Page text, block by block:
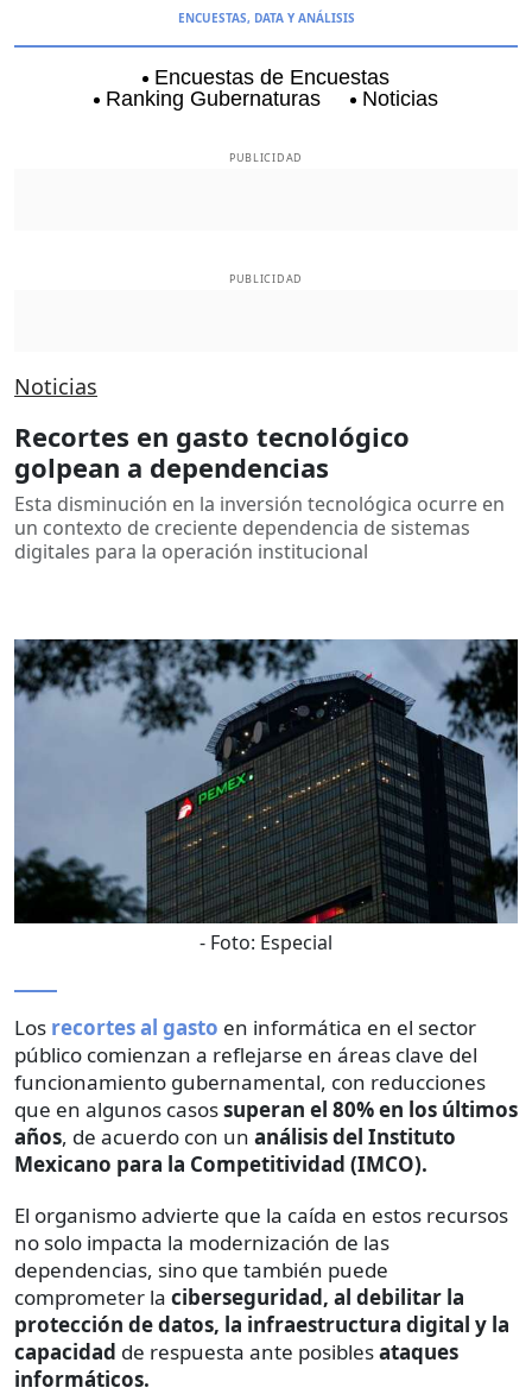
ENCUESTAS, DATA Y ANÁLISIS
Encuestas de Encuestas
Ranking Gubernaturas
Noticias
PUBLICIDAD
PUBLICIDAD
Noticias
Recortes en gasto tecnológico
golpean a dependencias
Esta disminución en la inversión tecnológica ocurre en
un contexto de creciente dependencia de sistemas
digitales para la operación institucional
- Foto: Especial
Los recortes al gasto en informática en el sector
público comienzan a reflejarse en áreas clave del
funcionamiento gubernamental, con reducciones
que en algunos casossuperan el 80% en los últimos
años, de acuerdo con un análisis del Instituto
Mexicano para la Competitividad (IMCO).
El organismo advierte que la caída en estos recursos
no solo impacta la modernización de las
dependencias, sino que también puede
comprometer la ciberseguridad, al debilitar la
protección de datos, la infraestructura digital y la
capacidad de respuesta ante posiblesataques
informáticos.